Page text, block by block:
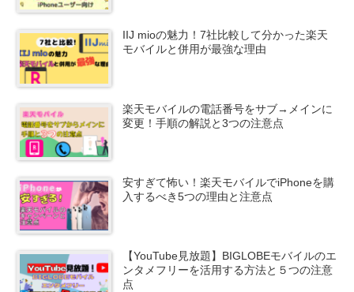
IIJ mioの魅力！7社比較して分かった楽天
モバイルと併用が最強な理由
楽天モバイルの電話番号をサブ→メインに
変更！手順の解説と3つの注意点
安すぎて怖い！楽天モバイルでiPhoneを購
入するべき5つの理由と注意点
【YouTube見放題】BIGLOBEモバイルのエ
ンタメフリーを活用する方法と５つの注意
点